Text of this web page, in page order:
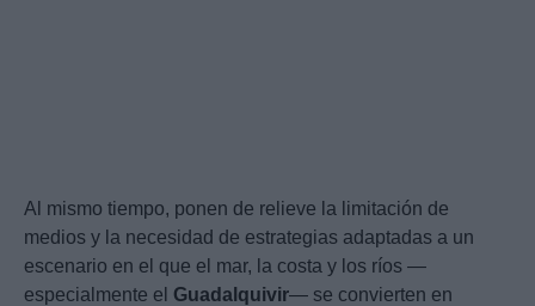
Al mismo tiempo, ponen de relieve la limitación de
medios y la necesidad de estrategias adaptadas a un
escenario en el que el mar, la costa y los ríos —
especialmente el Guadalquivir— se convierten en